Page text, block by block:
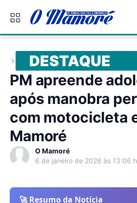
DESTAQUE
PM apreende
após manobra
com motocicleta
Mamoré
O Mamoré
6 de janeiro de 2026 às 13:06
🚀 Resumo da Notícia